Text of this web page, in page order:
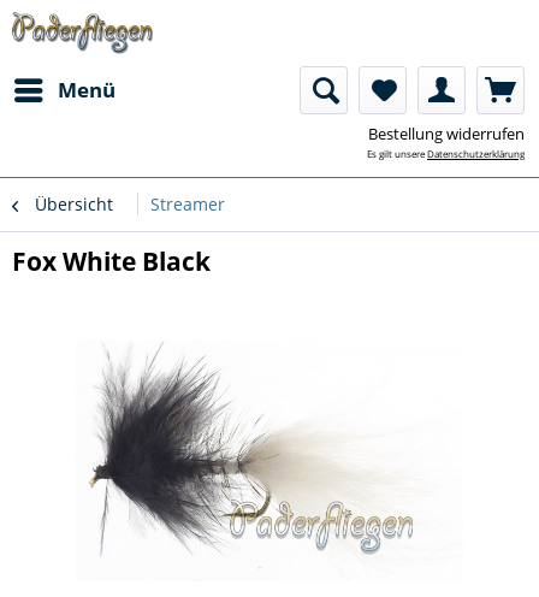
Menü
Bestellung widerrufen
Es gilt unsereDatenschutzerklärung
Übersicht Streamer
Fox White Black